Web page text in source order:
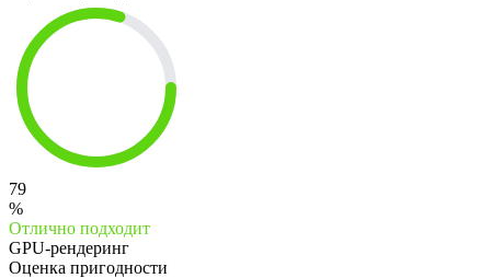
79
%
Отлично подходит
GPU-рендеринг
Оценка пригодности